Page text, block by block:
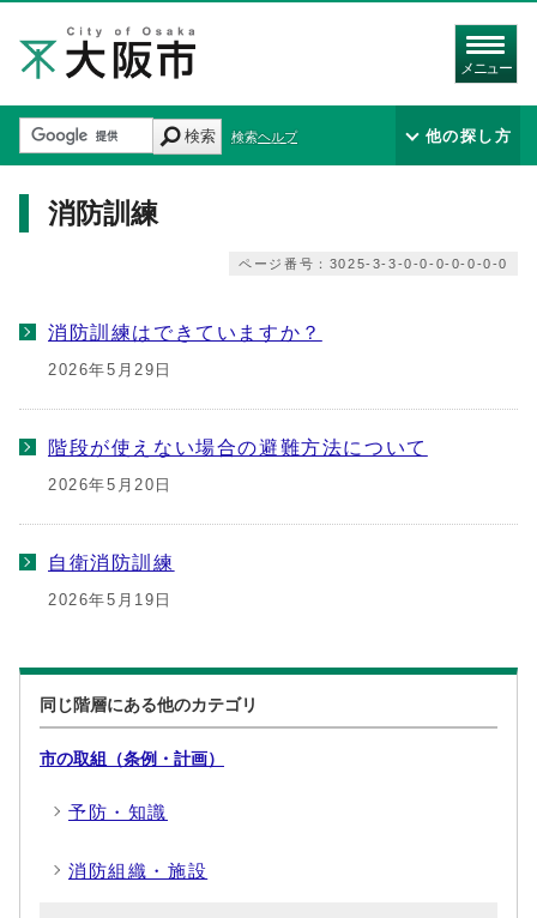
メニュー
検索 検索ヘルプ 他の探し方
消防訓練
ページ番号：3025-3-3-0-0-0-0-0-0-0
消防訓練はできていますか？
2026年5月29日
階段が使えない場合の避難方法について
2026年5月20日
自衛消防訓練
2026年5月19日
同じ階層にある他のカテゴリ
市の取組（条例・計画）
予防・知識
消防組織・施設